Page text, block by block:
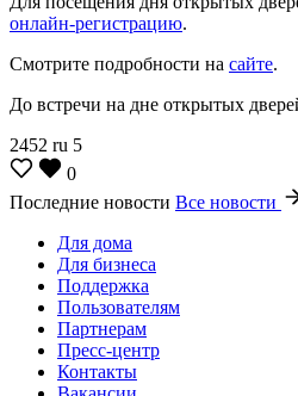
онлайн-регистрацию.
Смотрите подробности на сайте.
До встречи на дне открытых
2452 ru 5
0
Последние новости Все новости
Для дома
Для бизнеса
Поддержка
Пользователям
Партнерам
Пресс-центр
Контакты